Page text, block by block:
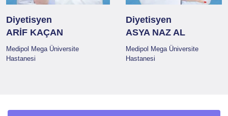
Diyetisyen
ARİF KAÇAN
Medipol Mega Üniversite
Hastanesi
Diyetisyen
ASYA NAZ AL
Medipol Mega Üniversite
Hastanesi